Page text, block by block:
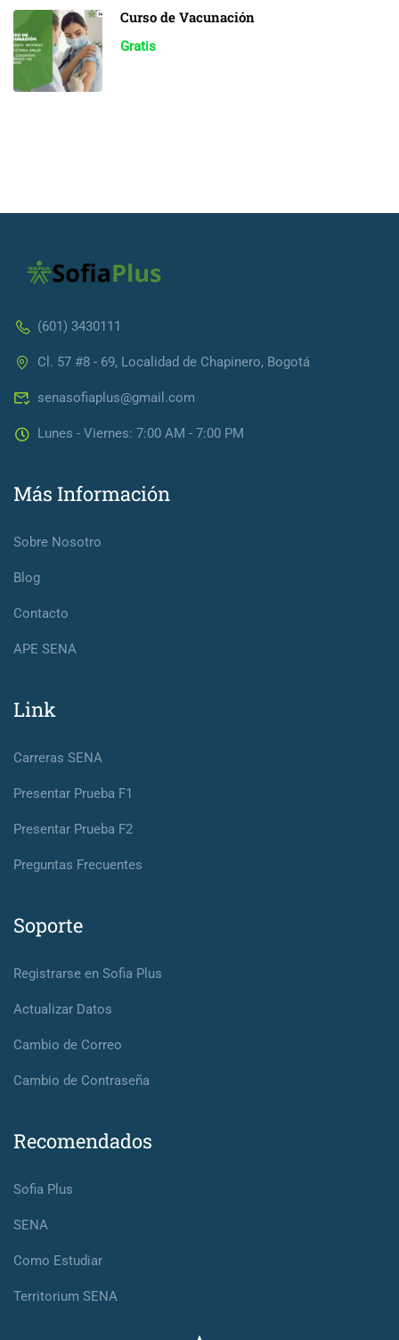
Curso de Vacunación
Gratis
(601) 3430111
Cl. 57 #8 - 69, Localidad de Chapinero, Bogotá
senasofiaplus@gmail.com
Lunes - Viernes: 7:00 AM - 7:00 PM
Más Información
Sobre Nosotro
Blog
Contacto
APE SENA
Link
Carreras SENA
Presentar Prueba F1
Presentar Prueba F2
Preguntas Frecuentes
Soporte
Registrarse en Sofia Plus
Actualizar Datos
Cambio de Correo
Cambio de Contraseña
Recomendados
Sofia Plus
SENA
Como Estudiar
Territorium SENA